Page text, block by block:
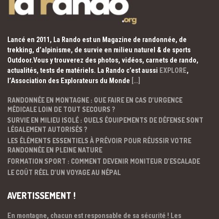
Lancé en 2011, La Rando est un Magazine de randonnée, de
trekking, d’alpinisme, de survie en milieu naturel & de sports
Outdoor.Vous y trouverez des photos, vidéos, carnets de rando,
actualités, tests de matériels. La Rando c’est aussi EXPLORE,
l’Association des Explorateurs du Monde […]
RANDONNÉE EN MONTAGNE : QUE FAIRE EN CAS D’URGENCE
MÉDICALE LOIN DE TOUT SECOURS ?
SURVIE EN MILIEU ISOLÉ : QUELS ÉQUIPEMENTS DE DÉFENSE SONT
LÉGALEMENT AUTORISÉS ?
LES ÉLÉMENTS ESSENTIELS À PRÉVOIR POUR RÉUSSIR VOTRE
RANDONNÉE EN PLEINE NATURE
FORMATION SPORT : COMMENT DEVENIR MONITEUR D’ESCALADE
LE COÛT RÉEL D’UN VOYAGE AU NÉPAL
AVERTISSEMENT !
En montagne, chacun est responsable de sa sécurité ! Les